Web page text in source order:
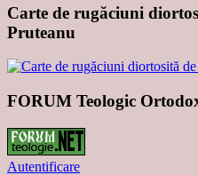
Carte de rugăciuni
Pruteanu
FORUM Teologic
Autentificare